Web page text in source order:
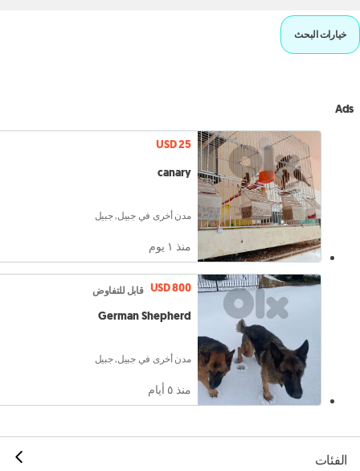
خيارات البحث
Ads
USD 25
canary
مدن أخرى في جبيل, جبيل
منذ ١ يوم
USD 800 قابل للتفاوض
German Shepherd
مدن أخرى في جبيل, جبيل
منذ ٥ أيام
الفئات